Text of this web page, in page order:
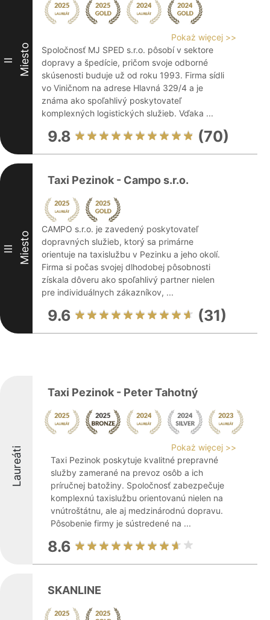
II Miesto
Pokaż więcej >>
Spoločnosť MJ SPED s.r.o. pôsobí v sektore
dopravy a špedície, pričom svoje odborné
skúsenosti buduje už od roku 1993. Firma sídli
vo Viničnom na adrese Hlavná 329/4 a je
známa ako spoľahlivý poskytovateľ
komplexných logistických služieb. Vďaka ...
9.8 (70)
III Miesto
Taxi Pezinok - Campo s.r.o.
CAMPO s.r.o. je zavedený poskytovateľ
dopravných služieb, ktorý sa primárne
orientuje na taxislužbu v Pezinku a jeho okolí.
Firma si počas svojej dlhodobej pôsobnosti
získala dôveru ako spoľahlivý partner nielen
pre individuálnych zákazníkov, ...
9.6 (31)
Laureáti
Taxi Pezinok - Peter Tahotný
Pokaż więcej >>
Taxi Pezinok poskytuje kvalitné prepravné
služby zamerané na prevoz osôb a ich
príručnej batožiny. Spoločnosť zabezpečuje
komplexnú taxislužbu orientovanú nielen na
vnútroštátnu, ale aj medzinárodnú dopravu.
Pôsobenie firmy je sústredené na ...
8.6
SKANLINE